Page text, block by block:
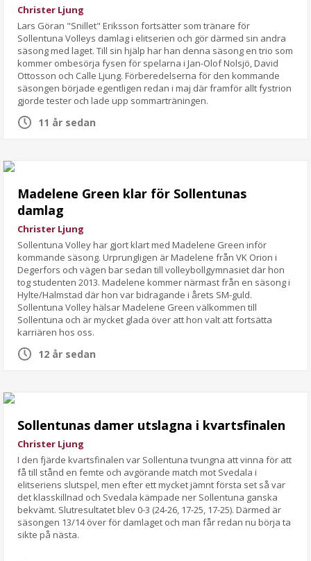
Christer Ljung
Lars Göran "Snillet" Eriksson fortsätter som tränare för
Sollentuna Volleys damlag i elitserien och gör därmed sin andra
säsong med laget. Till sin hjälp har han denna säsong en trio som
kommer ombesörja fysen för spelarna i Jan-Olof Nolsjö, David
Ottosson och Calle Ljung. Förberedelserna för den kommande
säsongen började egentligen redan i maj där framför allt fystrion
gjorde tester och lade upp sommarträningen.
11 år sedan
Madelene Green klar för Sollentunas
damlag
Christer Ljung
Sollentuna Volley har gjort klart med Madelene Green inför
kommande säsong. Urprungligen är Madelene från VK Orion i
Degerfors och vägen bar sedan till volleybollgymnasiet där hon
tog studenten 2013. Madelene kommer närmast från en säsong i
Hylte/Halmstad där hon var bidragande i årets SM-guld.
Sollentuna Volley hälsar Madelene Green välkommen till
Sollentuna och är mycket glada över att hon valt att fortsätta
karriären hos oss.
12 år sedan
Sollentunas damer utslagna i kvartsfinalen
Christer Ljung
I den fjärde kvartsfinalen var Sollentuna tvungna att vinna för att
få till stånd en femte och avgörande match mot Svedala i
elitseriens slutspel, men efter ett mycket jämnt första set så var
det klasskillnad och Svedala kämpade ner Sollentuna ganska
bekvämt. Slutresultatet blev 0-3 (24-26, 17-25, 17-25). Därmed är
säsongen 13/14 över för damlaget och man får redan nu börja ta
sikte på nästa.